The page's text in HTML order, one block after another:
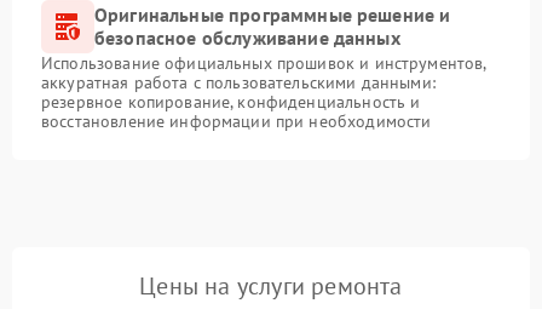
Оригинальные программные решение и
безопасное обслуживание данных
Использование официальных прошивок и инструментов,
аккуратная работа с пользовательскими данными:
резервное копирование, конфиденциальность и
восстановление информации при необходимости
Цены на услуги ремонта